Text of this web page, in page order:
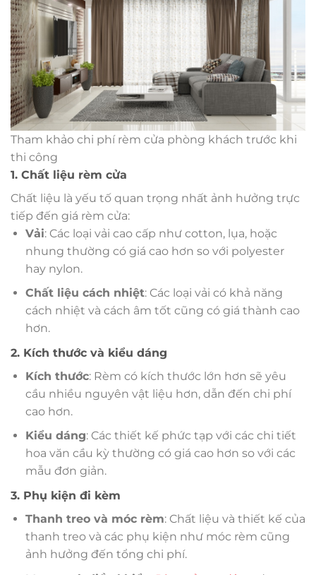
Tham khảo chi phí rèm cửa phòng khách trước khi
thi công
1. Chất liệu rèm cửa
Chất liệu là yếu tố quan trọng nhất ảnh hưởng trực
tiếp đến giá rèm cửa:
Vải: Các loại vải cao cấp như cotton, lụa, hoặc
nhung thường có giá cao hơn so với polyester
hay nylon.
Chất liệu cách nhiệt: Các loại vải có khả năng
cách nhiệt và cách âm tốt cũng có giá thành cao
hơn.
2. Kích thước và kiểu dáng
Kích thước: Rèm có kích thước lớn hơn sẽ yêu
cầu nhiều nguyên vật liệu hơn, dẫn đến chi phí
cao hơn.
Kiểu dáng: Các thiết kế phức tạp với các chi tiết
hoa văn cầu kỳ thường có giá cao hơn so với các
mẫu đơn giản.
3. Phụ kiện đi kèm
Thanh treo và móc rèm: Chất liệu và thiết kế của
thanh treo và các phụ kiện như móc rèm cũng
ảnh hưởng đến tổng chi phí.